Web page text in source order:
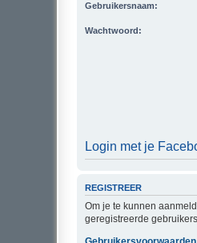
Gebruikersnaam:
Wachtwoord:
Login met je
REGISTREER
Om je te kunnen
geregistreerde